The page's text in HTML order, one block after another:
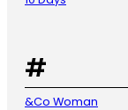
#
&Co Woman